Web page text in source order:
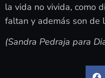
la vida no vivida, como
faltan y además son de
(Sandra Pedraja para